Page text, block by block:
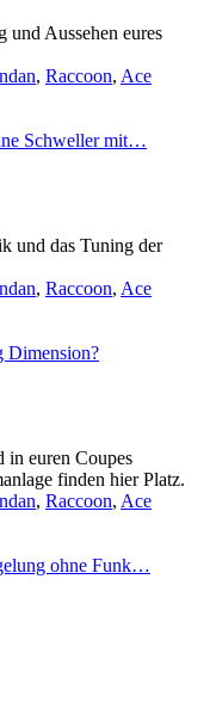
und Aussehen eures
, Raccoon, Ace
Schweller mit…
und das Tuning der
, Raccoon, Ace
Dimension?
in euren Coupes
finden hier Platz.
, Raccoon, Ace
ohne Funk…